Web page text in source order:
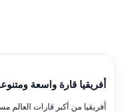
أفريقيا قارة واسعة
أفريقيا من أكبر قارات العالم